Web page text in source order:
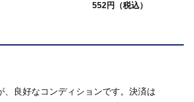
552円（税込）
、良好なコンディションです。決済は